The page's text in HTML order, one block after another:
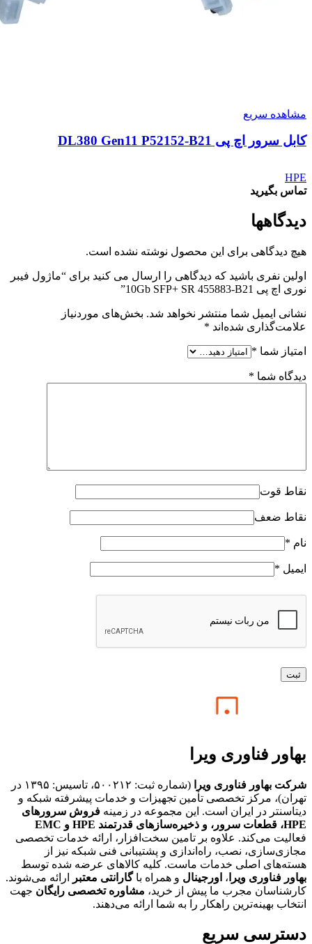
مشاهده سریع
کابل سرور اچ پی DL380 Gen11 P52152-B21
HPE
تماس بگیرید
دیدگاهها
هیچ دیدگاهی برای این محصول نوشته نشده است.
اولین نفری باشید که دیدگاهی را ارسال می کنید برای “ماژول فیبر
نوری اچ پی 10Gb SFP+ SR 455883-B21”
نشانی ایمیل شما منتشر نخواهد شد. بخش‌های موردنیاز
علامت‌گذاری شده‌اند *
امتیاز شما *
دیدگاه شما *
نقاط قوت
نقاط ضعف
نام *
ایمیل *
بهاور فناوری ویرا
شرکت بهاور فناوری ویرا
(شماره ثبت: ۵۰۰۲۱۲، تاسیس: ۱۳۹۵ در
تهران)، مرکز تخصصی تأمین تجهیزات و خدمات پیشرفته شبکه و
دیتاسنتر در ایران است. این مجموعه در زمینه فروش سرورهای
HPE، قطعات سرور، و ذخیره‌سازهای قدرتمند HPE و EMC
فعالیت می‌کند. علاوه بر تامین سخت‌افزار، ارائه خدمات تخصصی
مجازی‌سازی، نصب، راه‌اندازی و پشتیبانی فنی شبکه نیز از
هسته‌های اصلی خدمات ماست. کلیه کالاهای عرضه شده توسط
بهاور فناوری ویرا ، اورجینال و همراه باگارانتی معتبر
ارائه می‌شوند.
کارشناسان مجرب ما پیش از خرید، مشاوره تخصصی رایگان جهت
انتخاب بهینه‌ترین راهکار را به شما ارائه می‌دهند.
دسترسی سریع